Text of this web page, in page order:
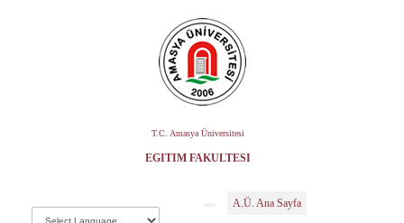
T.C. Amasya Üniversitesi
EĞITIM FAKÜLTESI
A.Ü. Ana Sayfa